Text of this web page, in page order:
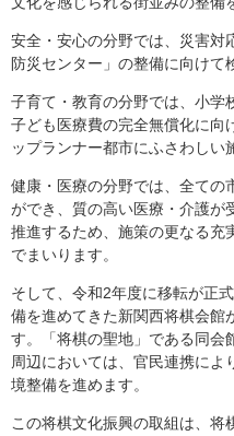
安全・安心の分野では、災害対
防災センター」の整備に向けて
子育て・教育の分野では、小学
子ども医療費の完全無償化に向
ップランナー都市にふさわしい
健康・医療の分野では、全ての
ができ、質の高い医療・介護が
推進するため、施策の更なる充
でまいります。
そして、令和2年度に移転が正
備を進めてきた新関西将棋会館
す。「将棋の聖地」である同会
周辺においては、官民連携によ
境整備を進めます。
この将棋文化振興の取組は、将